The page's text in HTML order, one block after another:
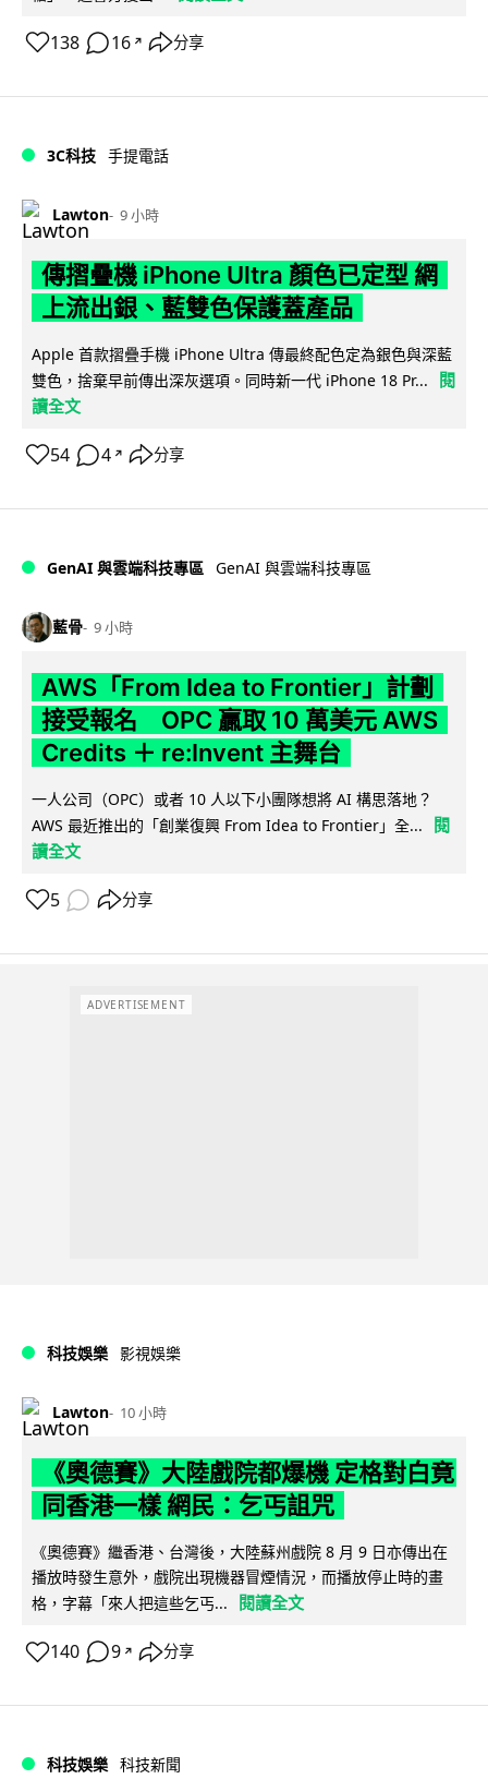
138 16 ↗ 分享
3C科技 手提電話
Lawton 9 小時
傳摺疊機 iPhone Ultra 顏色已定型 網
上流出銀、藍雙色保護蓋產品
Apple 首款摺疊手機 iPhone Ultra 傳最終配色定為銀色與深藍
雙色，捨棄早前傳出深灰選項。同時新一代 iPhone 18 Pr...
閱
讀全文
54 4 ↗ 分享
GenAI 與雲端科技專區 GenAI 與雲端科技專區
藍骨 9 小時
AWS「From Idea to Frontier」計劃
接受報名 OPC 贏取 10 萬美元 AWS
Credits ＋ re:Invent 主舞台
一人公司（OPC）或者 10 人以下小團隊想將 AI 構思落地？
AWS 最近推出的「創業復興 From Idea to Frontier」全...
閱
讀全文
5 分享
ADVERTISEMENT
科技娛樂 影視娛樂
Lawton 10 小時
《奧德賽》大陸戲院都爆機 定格對白竟
同香港一樣 網民：乞丐詛咒
《奧德賽》繼香港、台灣後，大陸蘇州戲院 8 月 9 日亦傳出在
播放時發生意外，戲院出現機器冒煙情況，而播放停止時的畫
格，字幕「來人把這些乞丐...
閱讀全文
140 9 ↗ 分享
科技娛樂 科技新聞